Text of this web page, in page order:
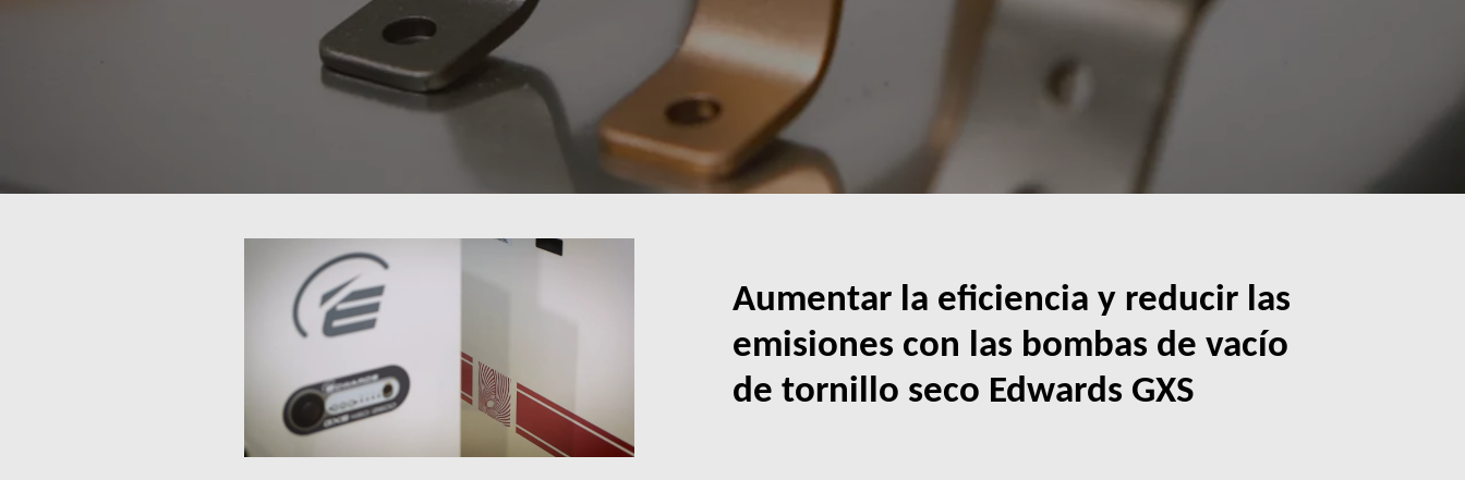
Aumentar la eficiencia y reducir las
emisiones con las bombas de vacío
de tornillo seco Edwards GXS